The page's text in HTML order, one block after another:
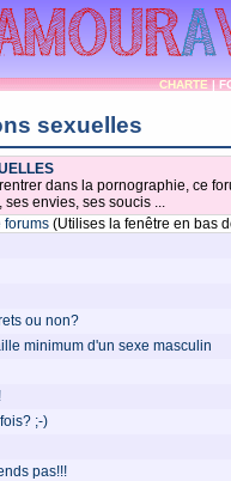
CHARTE|
sexuelles
dans la pornographie, ce
ses envies, ses soucis ...
forums (Utilises la fenêtre en bas
ou non?
minimum d'un sexe masculin
;-)
pas!!!